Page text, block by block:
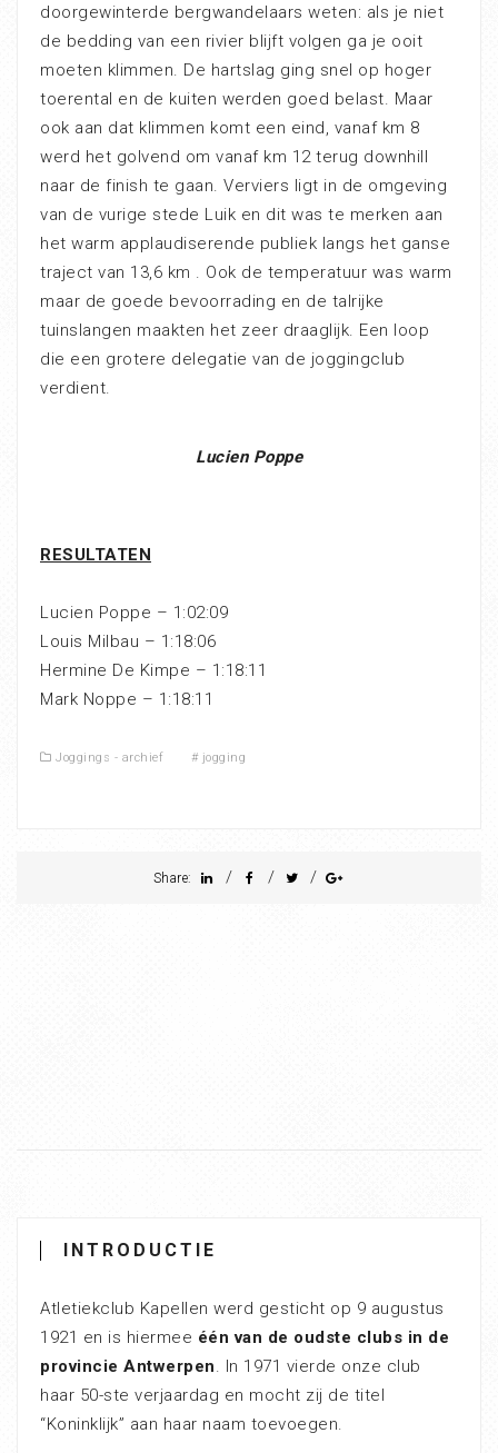
doorgewinterde bergwandelaars weten: als je niet
de bedding van een rivier blijft volgen ga je ooit
moeten klimmen. De hartslag ging snel op hoger
toerental en de kuiten werden goed belast. Maar
ook aan dat klimmen komt een eind, vanaf km 8
werd het golvend om vanaf km 12 terug downhill
naar de finish te gaan. Verviers ligt in de omgeving
van de vurige stede Luik en dit was te merken aan
het warm applaudiserende publiek langs het ganse
traject van 13,6 km . Ook de temperatuur was warm
maar de goede bevoorrading en de talrijke
tuinslangen maakten het zeer draaglijk. Een loop
die een grotere delegatie van de joggingclub
verdient.
Lucien Poppe
RESULTATEN
Lucien Poppe – 1:02:09
Louis Milbau – 1:18:06
Hermine De Kimpe – 1:18:11
Mark Noppe – 1:18:11
Joggings - archief # jogging
Share: / / /
INTRODUCTIE
Atletiekclub Kapellen werd gesticht op 9 augustus
1921 en is hiermee één van de oudste clubs in de
provincie Antwerpen. In 1971 vierde onze club
haar 50-ste verjaardag en mocht zij de titel
“Koninklijk” aan haar naam toevoegen.